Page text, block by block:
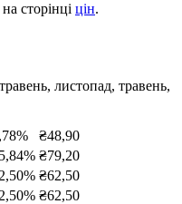
сторінці цін.
листопад, травень,
% ₴48,90
% ₴79,20
% ₴62,50
% ₴62,50